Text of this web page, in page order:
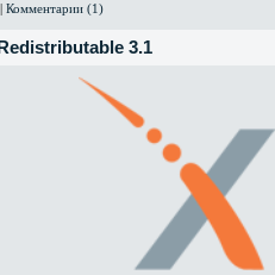
Комментарии (1)
3.1